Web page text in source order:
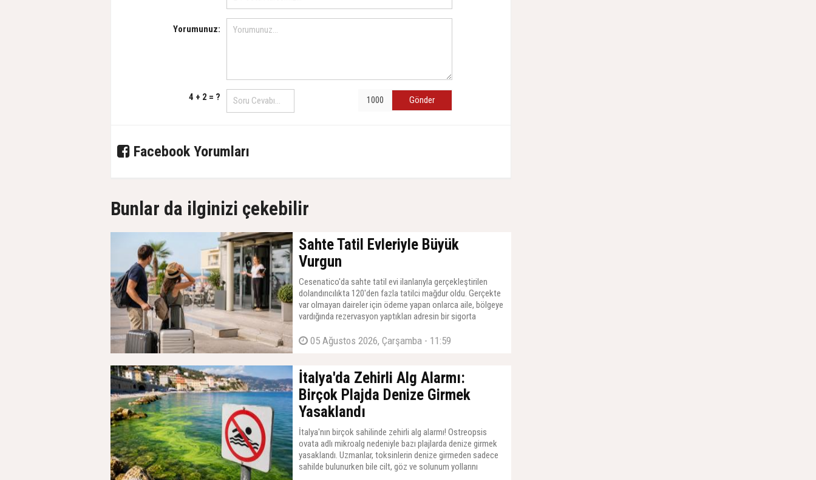
Yorumunuz:
4 + 2 = ? Gönder
Facebook Yorumları
Bunlar da ilginizi çekebilir
Sahte Tatil Evleriyle Büyük
Vurgun
Cesenatico'da sahte tatil evi ilanlarıyla gerçekleştirilen
dolandırıcılıkta 120'den fazla tatilci mağdur oldu. Gerçekte
var olmayan daireler için ödeme yapan onlarca aile, bölgeye
vardığında rezervasyon yaptıkları adresin bir sigorta
05 Ağustos 2026, Çarşamba - 11:59
İtalya'da Zehirli Alg Alarmı:
Birçok Plajda Denize Girmek
Yasaklandı
İtalya'nın birçok sahilinde zehirli alg alarmı! Ostreopsis
ovata adlı mikroalg nedeniyle bazı plajlarda denize girmek
yasaklandı. Uzmanlar, toksinlerin denize girmeden sadece
sahilde bulunurken bile cilt, göz ve solunum yollarını